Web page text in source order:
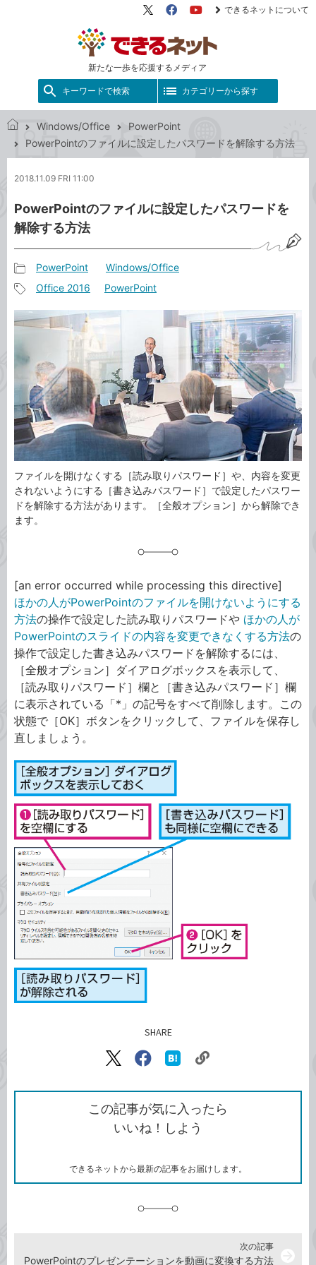
新たな一歩を応援するメディア
X（旧
FacebookYouTube
できるネットについて
キーワードで検索 カテゴリーから探す
で
ネ
ト
Windows/Office
PowerPoint
PowerPointのファイルに設定したパスワードを解除する方法
2018.11.09 FRI 11:00
PowerPointのファイルに設定したパスワードを
解除する方法
事
カ
テ
リ
PowerPoint Windows/Office
事
グ
Office 2016 PowerPoint
ファイルを開けなくする［読み取りパスワード］や、内容を変更
されないようにする［書き込みパスワード］で設定したパスワー
ドを解除する方法があります。［全般オプション］から解除でき
ます。
[an error occurred while processing this directive]
ほかの人がPowerPointのファイルを開けないようにする
方法の操作で設定した読み取りパスワードや ほかの人が
PowerPointのスライドの内容を変更できなくする方法の
操作で設定した書き込みパスワードを解除するには、
［全般オプション］ダイアログボックスを表示して、
［読み取りパスワード］欄と［書き込みパスワード］欄
に表示されている「*」の記号をすべて削除します。この
状態で［OK］ボタンをクリックして、ファイルを保存し
直しましょう。
SHARE
X（旧
で
シ
ェ
ア
Facebook
シ
ェ
ア
な
ッ
ク
ク
ク
を
コ
この記事が気に入ったら
いいね！しよう
できるネットから最新の記事をお届けします。
次の記事
PowerPointのプレゼンテーションを動画に変換する方法